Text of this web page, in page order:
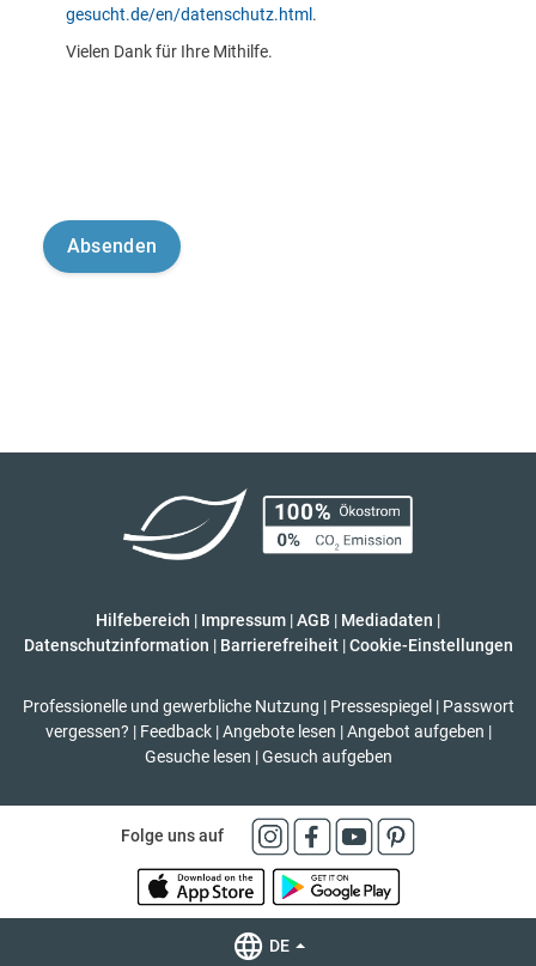
gesucht.de/en/datenschutz.html .
Vielen Dank für Ihre Mithilfe.
Hilfebereich | Impressum |AGB | Mediadaten |
Datenschutzinformation | Barrierefreiheit | Cookie-Einstellungen
Professionelle und gewerbliche Nutzung | Pressespiegel | Passwort
vergessen? | Feedback | Angebote lesen | Angebot aufgeben |
Gesuche lesen | Gesuch aufgeben
Folge uns auf
DE